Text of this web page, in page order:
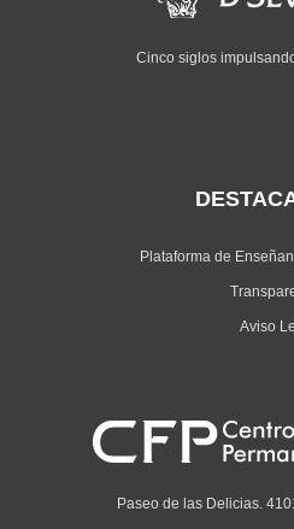
Cinco siglos
Plataforma de
Aviso
Paseo de las Delicias.